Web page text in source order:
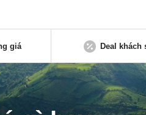
giá Deal khách